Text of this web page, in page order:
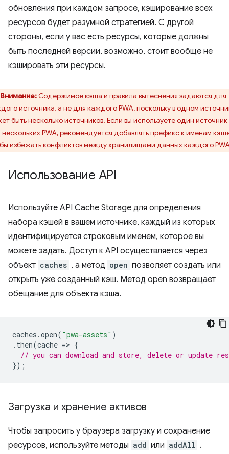
обновления при каждом запросе, кэширование всех
ресурсов будет разумной стратегией. С другой
стороны, если у вас есть ресурсы, которые должны
быть последней версии, возможно, стоит вообще не
кэшировать эти ресурсы.
Внимание:Содержимое кэша и правила вытеснения задаются для
источника, а не для каждого PWA, поскольку в одном
быть несколько источников. Если вы используете один источник
PWA, рекомендуется добавлять префикс к именам
избежать конфликтов между хранилищами данных каждого
Использование API
Используйте API Cache Storage для определения
набора кэшей в вашем источнике, каждый из которых
идентифицируется строковым именем, которое вы
можете задать. Доступ к API осуществляется через
объект caches , а метод open позволяет создать или
открыть уже созданный кэш. Метод open возвращает
обещание для объекта кэша.
caches .open( "pwa-assets" )
. then(cache => {
// you can download and store, delete or update
});
Загрузка и хранение активов
Чтобы запросить у браузера загрузку и сохранение
ресурсов, используйте методы add или addAll .